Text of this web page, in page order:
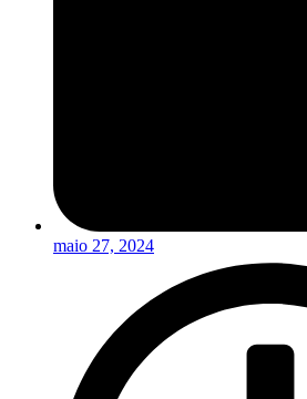
maio 27, 2024